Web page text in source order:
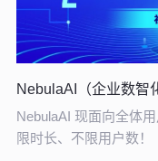
NebulaAI 现面向全体
限时长、不限用户数！